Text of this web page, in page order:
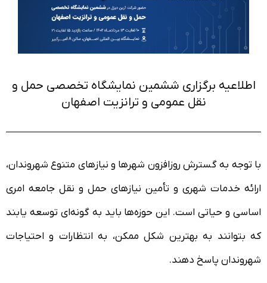
اطلاعیه برگزاری ششمین نمایشگاه تخصصی حمل و
نقل عمومی و ترانزیت اصفهان
با توجه به گسترش روزافزون شهرها و نیازهای متنوع شهروندان،
ارائه خدمات شهری و تأمین نیازهای حمل و نقل جامعه امری
اساسی و حیاتی است. این حوزه‌ها باید به گونه‌ای توسعه یابند
که بتوانند به بهترین شکل ممکن، به انتظارات و احتیاجات
شهروندان پاسخ دهند.